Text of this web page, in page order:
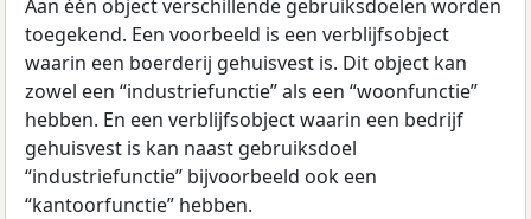
Aan één object verschillende gebruiksdoelen worden
toegekend. Een voorbeeld is een verblijfsobject
waarin een boerderij gehuisvest is. Dit object kan
zowel een “industriefunctie” als een “woonfunctie”
hebben. En een verblijfsobject waarin een bedrijf
gehuisvest is kan naast gebruiksdoel
“industriefunctie” bijvoorbeeld ook een
“kantoorfunctie” hebben.